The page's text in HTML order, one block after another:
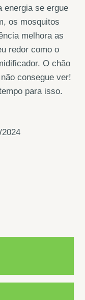
energia se ergue
os mosquitos
melhora as
redor como o
O chão
consegue ver!
para isso.